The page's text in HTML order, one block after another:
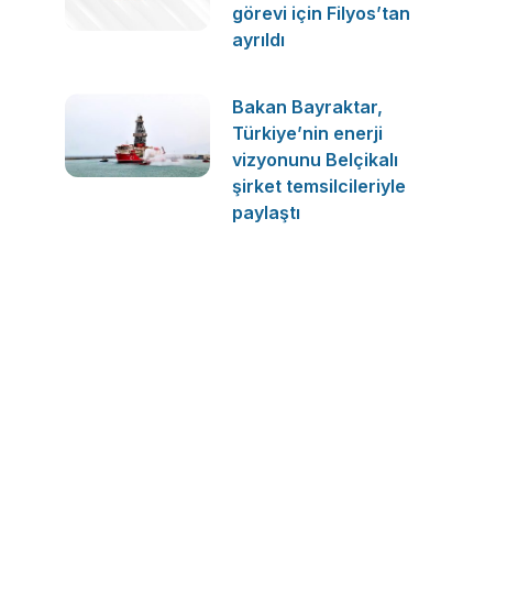
görevi için Filyos’tan
ayrıldı
Bakan Bayraktar,
Türkiye’nin enerji
vizyonunu Belçikalı
şirket temsilcileriyle
paylaştı